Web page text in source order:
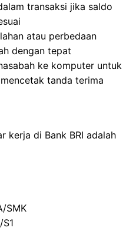
transaksi jika saldo
atau perbedaan
dengan tepat
ke komputer untuk
tanda terima
kerja di Bank BRI adalah
SMK